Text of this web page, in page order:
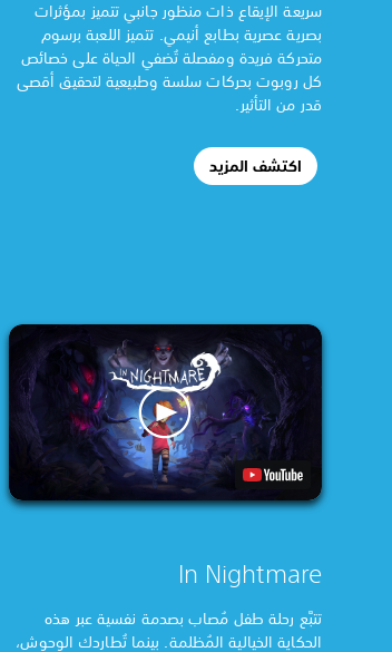
سريعة الإيقاع ذات منظور جانبي تتميز بمؤثرات
بصرية عصرية بطابع أنيمي. تتميز اللعبة برسوم
متحركة فريدة ومفصلة تُضفي الحياة على خصائص
كل روبوت بحركات سلسة وطبيعية لتحقيق أقصى
قدر من التأثير.
اكتشف المزيد
In Nightmare
تتبَّع رحلة طفل مُصاب بصدمة نفسية عبر هذه
الحكاية الخيالية المُظلمة. بينما تُطاردك الوحوش،